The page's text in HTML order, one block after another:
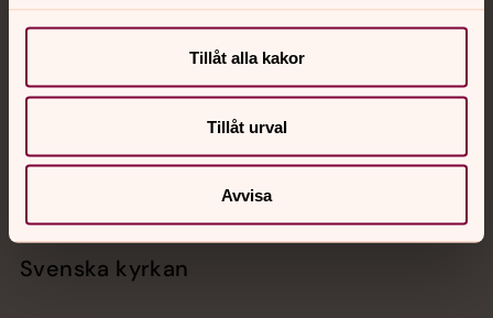
Tillåt alla kakor
Tillåt urval
Avvisa
Akut samtals- och krisstöd. Prata eller chatta anonymt
Chatt
Telefon 112
Svenska kyrkan